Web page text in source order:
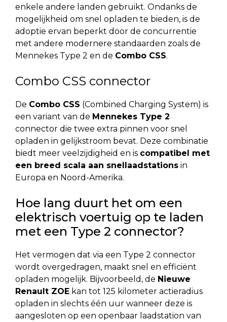
enkele andere landen gebruikt. Ondanks de
mogelijkheid om snel opladen te bieden, is de
adoptie ervan beperkt door de concurrentie
met andere modernere standaarden zoals de
Mennekes Type 2 en de Combo CSS.
Combo CSS connector
De Combo CSS (Combined Charging System) is
een variant van de Mennekes Type 2
connector die twee extra pinnen voor snel
opladen in gelijkstroom bevat. Deze combinatie
biedt meer veelzijdigheid en is compatibel met
een breed scala aan snellaadstations in
Europa en Noord-Amerika.
Hoe lang duurt het om een
elektrisch voertuig op te laden
met een Type 2 connector?
Het vermogen dat via een Type 2 connector
wordt overgedragen, maakt snel en efficiënt
opladen mogelijk. Bijvoorbeeld, de Nieuwe
Renault ZOE kan tot 125 kilometer actieradius
opladen in slechts één uur wanneer deze is
aangesloten op een openbaar laadstation van